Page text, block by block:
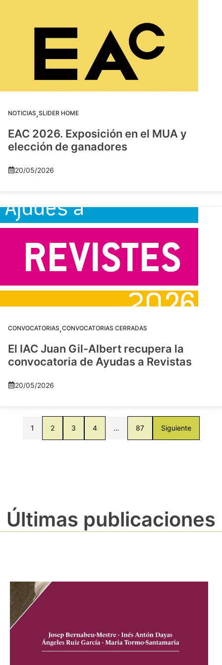
NOTICIAS,SLIDER HOME
EAC 2026. Exposición en el MUA y
elección de ganadores
20/05/2026
CONVOCATORIAS,CONVOCATORIAS CERRADAS
El IAC Juan Gil-Albert recupera la
convocatoria de Ayudas a Revistas
20/05/2026
1 2 3 4 … 87 Siguiente
Últimas publicaciones